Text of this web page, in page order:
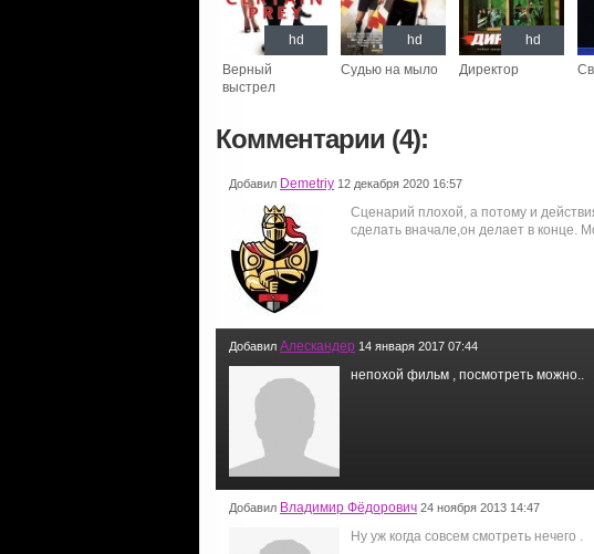
Верный
выстрел
hd
Судью на мыло
hd
Директор
hd
Комментарии (4):
Добавил Demetriy 12 декабря 2020 16:57
Сценарий плохой, а потому и
сделать вначале,он делает в конце.
Добавил Алескандер 14 января 2017 07:44
непохой фильм , посмотреть можно..
Добавил Владимир Фёдорович 24 ноября 2013 14:47
Ну уж когда совсем смотреть нечего .